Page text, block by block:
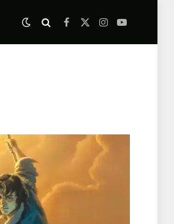
Facebook
X
Instagram
YouTube